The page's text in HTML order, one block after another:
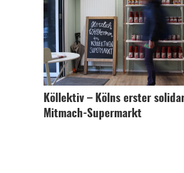
Köllektiv – Kölns erster
Mitmach-Supermarkt